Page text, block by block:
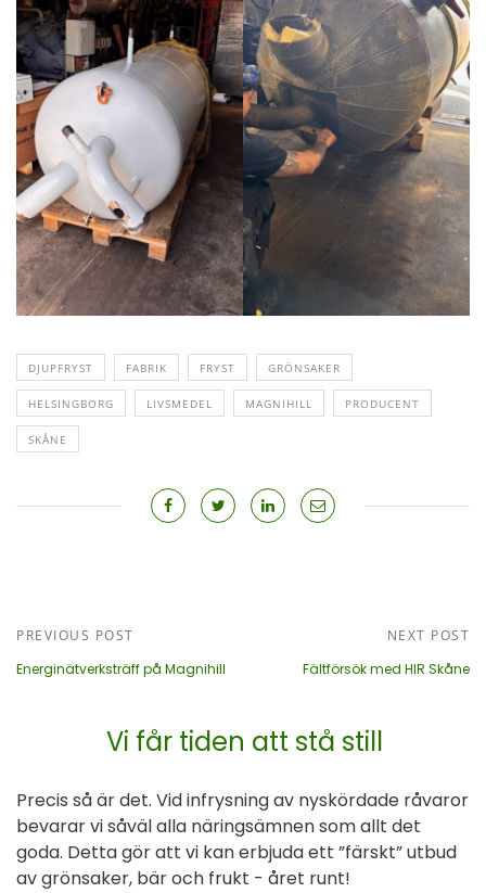
DJUPFRYST FABRIK FRYST GRÖNSAKER
HELSINGBORG LIVSMEDEL MAGNIHILL PRODUCENT
SKÅNE
PREVIOUS POST
Energinätverksträff på Magnihill
NEXT POST
Fältförsök med HIR Skåne
Vi får tiden att stå still
Precis så är det. Vid infrysning av nyskördade råvaror
bevarar vi såväl alla näringsämnen som allt det
goda. Detta gör att vi kan erbjuda ett ”färskt” utbud
av grönsaker, bär och frukt - året runt!